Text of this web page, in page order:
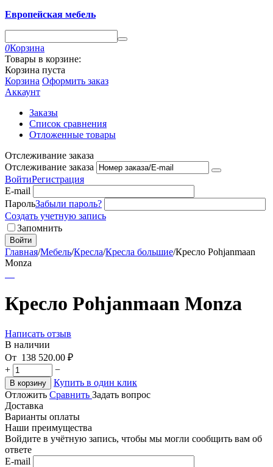
Европейская мебель
0Корзина
Товары в корзине:
Корзина пуста
Корзина Оформить заказ
Аккаунт
Заказы
Список сравнения
Отложенные товары
Отслеживание заказа
Отслеживание заказа
ВойтиРегистрация
E-mail
ПарольЗабыли пароль?
Создать учетную запись
Запомнить
Войти
Главная/Мебель/Кресла/Кресла большие/Кресло Pohjanmaan
Monza
Кресло Pohjanmaan Monza
Написать отзыв
В наличии
От 138 520.00 ₽
+
−
В корзину
Купить в один клик
Отложить Сравнить Задать вопрос
Доставка
Варианты оплаты
Наши преимущества
Войдите в учётную запись, чтобы мы могли сообщить вам об
ответе
E-mail